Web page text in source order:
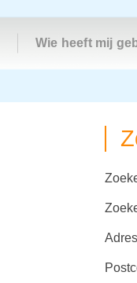
Wie heeft mij